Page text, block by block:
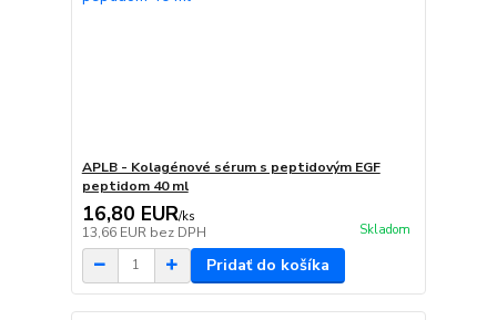
APLB - Kolagénové sérum s peptidovým EGF
peptidom 40 ml
16,80 EUR/ks
13,66 EUR bez DPH Skladom
Pridať do košíka